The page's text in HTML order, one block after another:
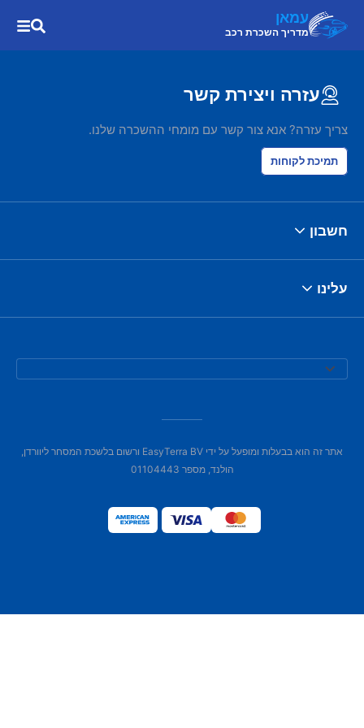
עמאן
מדריך השכרת רכב
עזרה ויצירת קשר
צריך עזרה? אנא צור קשר עם מומחי ההשכרה שלנו.
תמיכת לקוחות
חשבון
עלינו
אתר זה הוא בבעלות ומופעל על ידי EasyTerra BV ורשום בלשכת המסחר ליוורדן,
הולנד, מספר 01104443